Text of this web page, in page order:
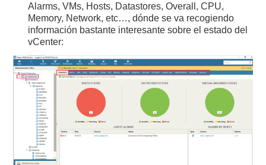
Alarms, VMs, Hosts, Datastores, Overall, CPU,
Memory, Network, etc…, dónde se va recogiendo
información bastante interesante sobre el estado del
vCenter: